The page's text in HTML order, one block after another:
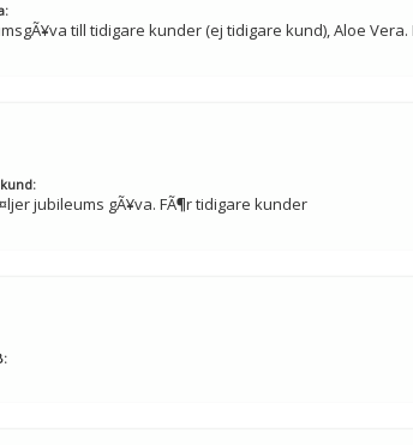
:
till tidigare kunder (ej tidigare kund), Aloe
:
jubileums gÃ¥va. FÃ¶r tidigare kunder
: